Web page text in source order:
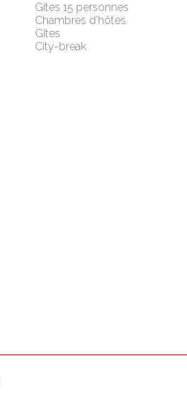
Gîtes 15 personnes
Chambres d'hôtes
Gîtes
City-break